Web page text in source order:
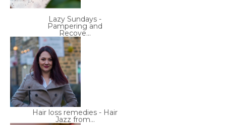
Lazy Sundays -
Pampering and
Recove...
Hair loss remedies - Hair
Jazz from...